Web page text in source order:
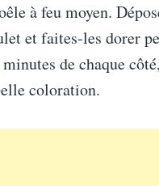
à feu moyen.
et faites-les dorer
de chaque
coloration.